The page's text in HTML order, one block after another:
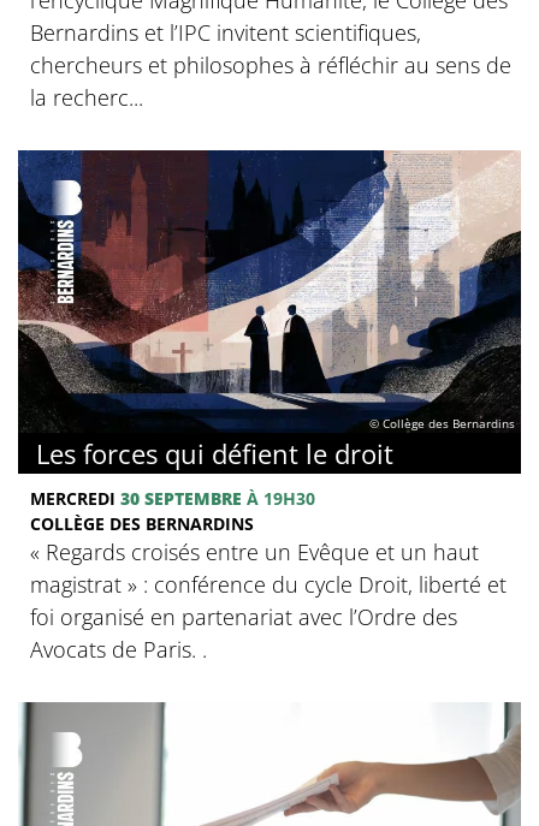
Bernardins et l’IPC invitent scientifiques,
chercheurs et philosophes à réfléchir au sens de
la recherc...
© Collège des Bernardins
Les forces qui défient le droit
MERCREDI 30 SEPTEMBRE À 19H30
COLLÈGE DES BERNARDINS
« Regards croisés entre un Evêque et un haut
magistrat » : conférence du cycle Droit, liberté et
foi organisé en partenariat avec l’Ordre des
Avocats de Paris. .